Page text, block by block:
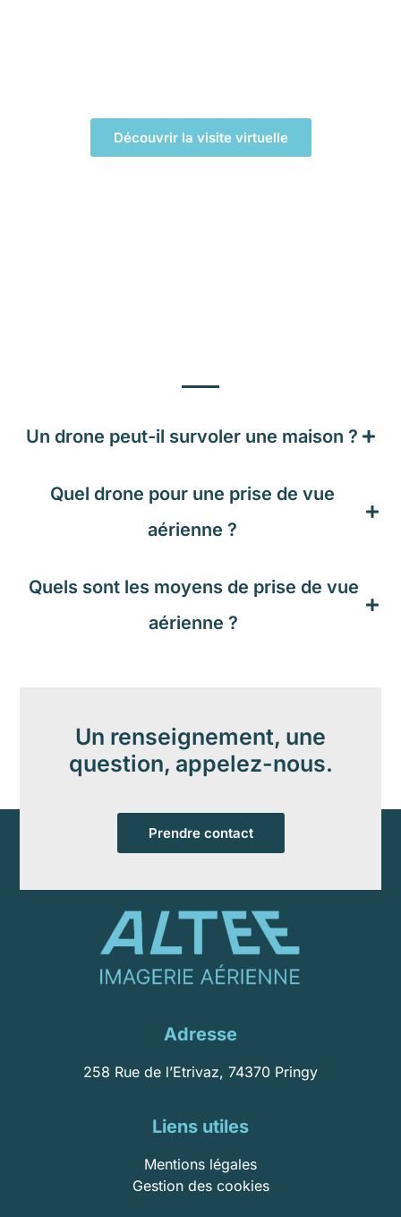
Découvrir la visite virtuelle
Un drone peut-il survoler une maison ?​
Quel drone pour une prise de vue
aérienne ?
Quels sont les moyens de prise de vue
aérienne ?​
Un renseignement, une
question, appelez-nous.
Prendre contact
Adresse
258 Rue de l’Etrivaz, 74370 Pringy
Liens utiles
Mentions légales
Gestion des cookies